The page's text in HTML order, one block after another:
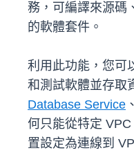
務，可編譯來源碼
的軟體套件。
利用此功能，您可
和測試軟體並存取
Database Service 、
何只能從特定
置設定為連線到